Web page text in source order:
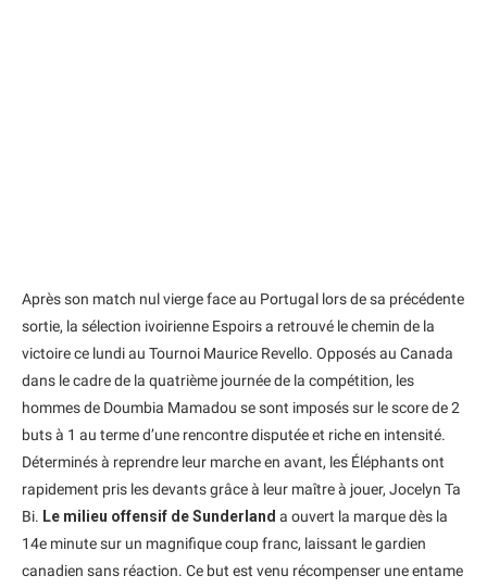
Après son match nul vierge face au Portugal lors de sa précédente
sortie, la sélection ivoirienne Espoirs a retrouvé le chemin de la
victoire ce lundi au Tournoi Maurice Revello. Opposés au Canada
dans le cadre de la quatrième journée de la compétition, les
hommes de Doumbia Mamadou se sont imposés sur le score de 2
buts à 1 au terme d’une rencontre disputée et riche en intensité.
Déterminés à reprendre leur marche en avant, les Éléphants ont
rapidement pris les devants grâce à leur maître à jouer, Jocelyn Ta
Bi. Le milieu offensif de Sunderland a ouvert la marque dès la
14e minute sur un magnifique coup franc, laissant le gardien
canadien sans réaction. Ce but est venu récompenser une entame